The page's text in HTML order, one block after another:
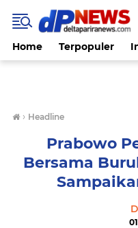
Home Terpopuler
› Headline
Prabowo
Bersama